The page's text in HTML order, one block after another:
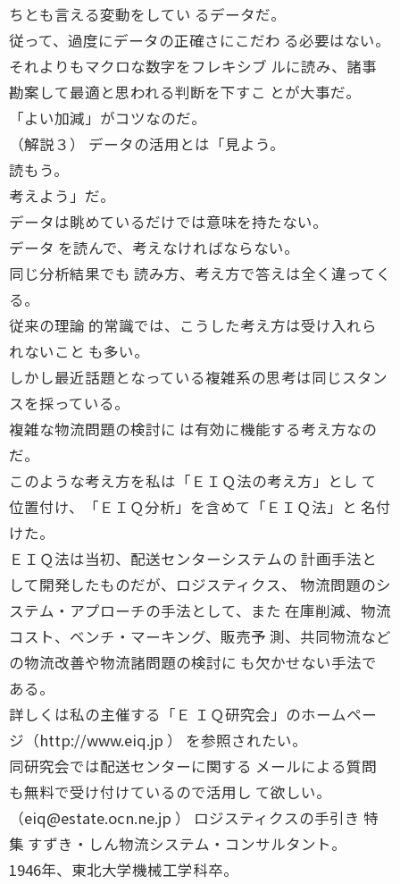
ちとも言える変動をしてい るデータだ。
従って、過度にデータの正確さにこだわ る必要はない。
それよりもマクロな数字をフレキシブ ルに読み、諸事
勘案して最適と思われる判断を下すこ とが大事だ。
「よい加減」がコツなのだ。
（解説３） データの活用とは「見よう。
読もう。
考えよう」だ。
データは眺めているだけでは意味を持たない。
データ を読んで、考えなければならない。
同じ分析結果でも 読み方、考え方で答えは全く違ってく
る。
従来の理論 的常識では、こうした考え方は受け入れら
れないこと も多い。
しかし最近話題となっている複雑系の思考は同じスタン
スを採っている。
複雑な物流問題の検討に は有効に機能する考え方なの
だ。
このような考え方を私は「ＥＩＱ法の考え方」とし て
位置付け、「ＥＩＱ分析」を含めて「ＥＩＱ法」と 名付
けた。
ＥＩＱ法は当初、配送センターシステムの 計画手法と
して開発したものだが、ロジスティクス、 物流問題のシ
ステム・アプローチの手法として、また 在庫削減、物流
コスト、ベンチ・マーキング、販売予 測、共同物流など
の物流改善や物流諸問題の検討に も欠かせない手法で
ある。
詳しくは私の主催する「Ｅ ＩＱ研究会」のホームペー
ジ（http://www.eiq.jp ） を参照されたい。
同研究会では配送センターに関する メールによる質問
も無料で受け付けているので活用し て欲しい。
（eiq@estate.ocn.ne.jp ） ロジスティクスの手引き 特
集 すずき・しん物流システム・コンサルタント。
1946年、東北大学機械工学科卒。